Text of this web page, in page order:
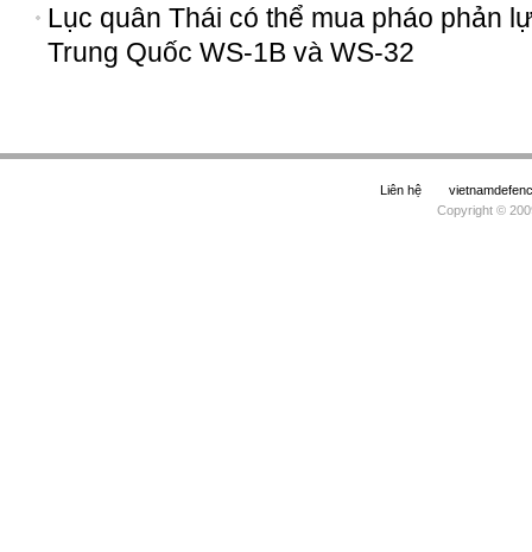
Lục quân Thái có thể mua pháo phản
Trung Quốc WS-1B và WS-32
Liên hệ
Copyright ©